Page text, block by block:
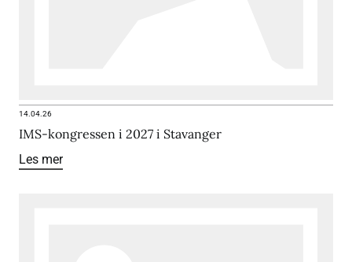
14.04.26
IMS-kongressen i 2027 i Stavanger
Les mer